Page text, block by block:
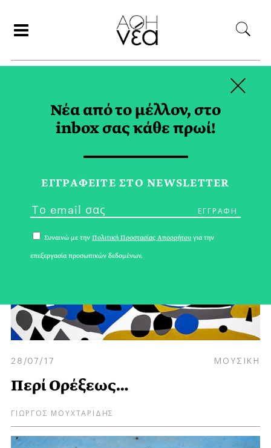
ΙΟΥΛΙΟΣ 2017
28/07/17 ΜΟΥΣΙΚΗ
Περί Ορέξεως…
ΓΙΩΡΓΟΣ ΜΟΥΧΤΑΡΙΔΗΣ
Νέα από το μέλλον, στο
inbox σας κάθε πρωί!
ΕΓΓPΑΦΕΙΤΕ ΣΤΟ NEWSLETTER
Συναινώ με την Πολιτική Προστασίας Απορρήτου για την
επεξεργασία προσωπικών δεδομένων.
×